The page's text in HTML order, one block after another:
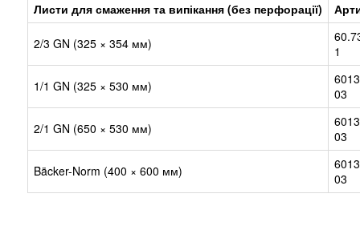
Листи для смаження та випікання (без перфорації)
2/3 GN (325 × 354 мм)
1
1/1 GN (325 × 530 мм)
03
2/1 GN (650 × 530 мм)
03
Bäcker-Norm (400 × 600 мм)
03